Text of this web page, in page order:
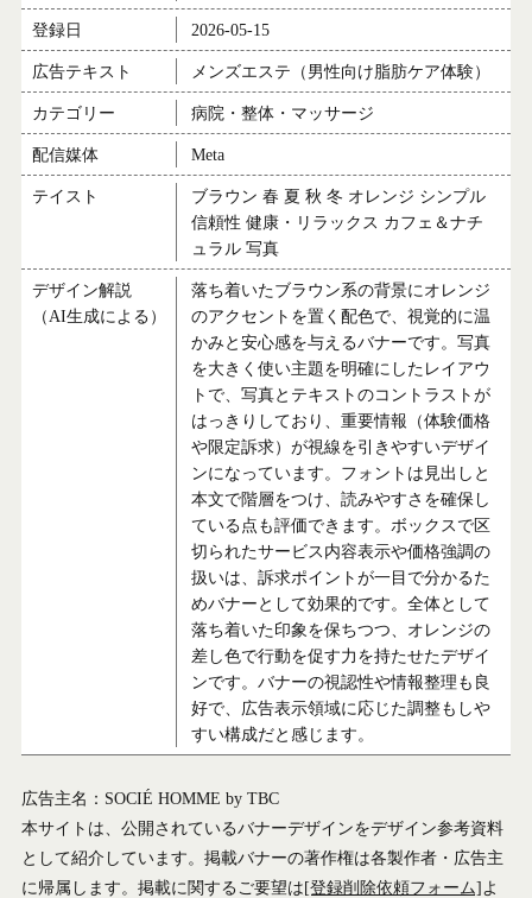
登録日 2026-05-15
広告テキスト メンズエステ（男性向け脂肪ケア体験）
カテゴリー 病院・整体・マッサージ
配信媒体 Meta
テイスト
ブラウン 春 夏 秋 冬 オレンジ シンプル
信頼性 健康・リラックス カフェ＆ナチ
ュラル 写真
デザイン解説
（AI生成による）
落ち着いたブラウン系の背景にオレンジ
のアクセントを置く配色で、視覚的に温
かみと安心感を与えるバナーです。写真
を大きく使い主題を明確にしたレイアウ
トで、写真とテキストのコントラストが
はっきりしており、重要情報（体験価格
や限定訴求）が視線を引きやすいデザイ
ンになっています。フォントは見出しと
本文で階層をつけ、読みやすさを確保し
ている点も評価できます。ボックスで区
切られたサービス内容表示や価格強調の
扱いは、訴求ポイントが一目で分かるた
めバナーとして効果的です。全体として
落ち着いた印象を保ちつつ、オレンジの
差し色で行動を促す力を持たせたデザイ
ンです。バナーの視認性や情報整理も良
好で、広告表示領域に応じた調整もしや
すい構成だと感じます。
広告主名：SOCIÉ HOMME by TBC
本サイトは、公開されているバナーデザインをデザイン参考資料
として紹介しています。掲載バナーの著作権は各製作者・広告主
に帰属します。掲載に関するご要望は[登録削除依頼フォーム]よ